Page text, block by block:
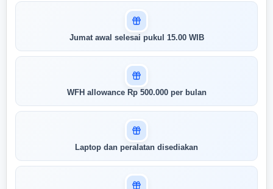
Jumat awal selesai pukul 15.00 WIB
WFH allowance Rp 500.000 per bulan
Laptop dan peralatan disediakan